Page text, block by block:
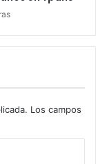
Los campos